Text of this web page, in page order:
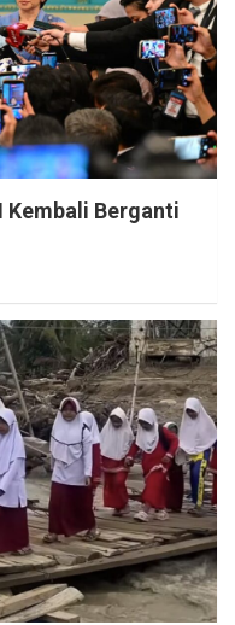
Kembali Berganti